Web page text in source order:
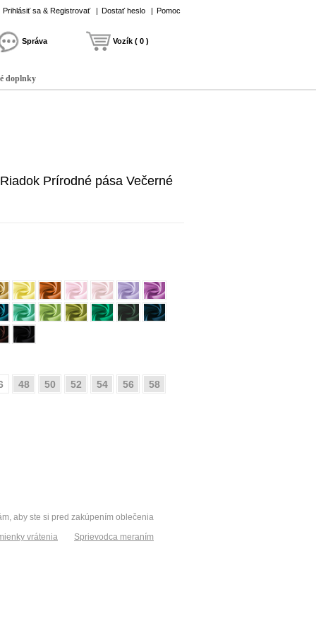
Prihlásiť sa & Registrovať | Dostať heslo | Pomoc
Správa Vozík ( 0 )
doplnky
Prírodné pása Večerné
48 50 52 54 56
58
aby ste si pred zakúpením oblečenia
vrátenia Sprievodca meraním